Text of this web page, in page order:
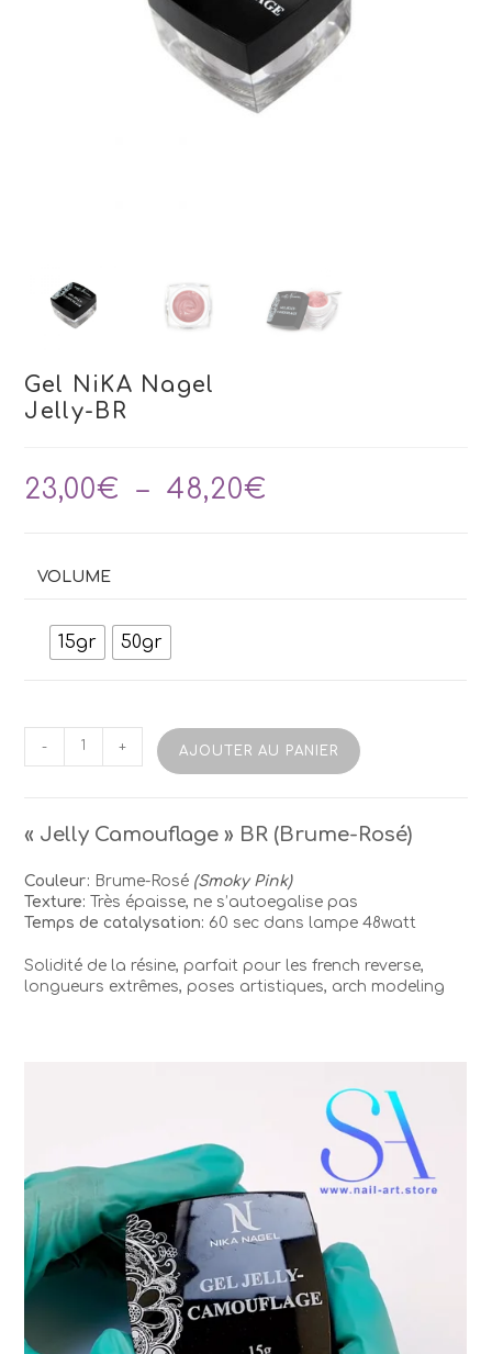
Gel NiKA Nagel
Jelly-BR
23,00€ – 48,20€
VOLUME
15gr 50gr
quantité
BR
- + AJOUTER AU PANIER
« Jelly Camouflage » BR (Brume-Rosé)
Couleur: Brume-Rosé (Smoky Pink)
Texture: Très épaisse, ne s’autoegalise pas
Temps de catalysation: 60 sec dans lampe 48watt
Solidité de la résine, parfait pour les french reverse,
longueurs extrêmes, poses artistiques, arch modeling